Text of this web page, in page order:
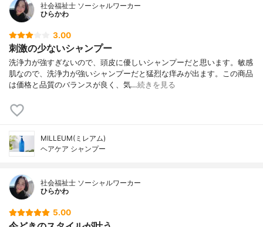
社会福祉士 ソーシャルワーカー
ひらかわ
3.00
刺激の少ないシャンプー
洗浄力が強すぎないので、頭皮に優しいシャンプーだと思います。敏感
肌なので、洗浄力が強いシャンプーだと猛烈な痒みが出ます。この商品
は価格と品質のバランスが良く、気…続きを見る
MILLEUM(ミレアム)
ヘアケア シャンプー
社会福祉士 ソーシャルワーカー
ひらかわ
5.00